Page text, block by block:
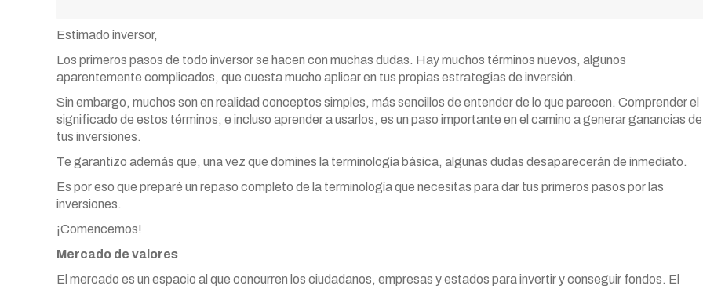
Estimado inversor,
Los primeros pasos de todo inversor se hacen con muchas dudas. Hay muchos términos nuevos, algunos
aparentemente complicados, que cuesta mucho aplicar en tus propias estrategias de inversión.
Sin embargo, muchos son en realidad conceptos simples, más sencillos de entender de lo que parecen. Comprender el
significado de estos términos, e incluso aprender a usarlos, es un paso importante en el camino a generar ganancias de
tus inversiones.
Te garantizo además que, una vez que domines la terminología básica, algunas dudas desaparecerán de inmediato.
Es por eso que preparé un repaso completo de la terminología que necesitas para dar tus primeros pasos por las
inversiones.
¡Comencemos!
Mercado de valores
El mercado es un espacio al que concurren los ciudadanos, empresas y estados para invertir y conseguir fondos. El